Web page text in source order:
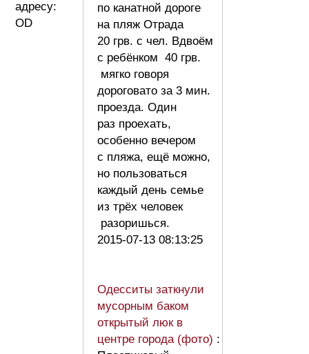
адресу:
OD
по канатной дороге
на пляж Отрада
20 грв. с чел. Вдвоём
с ребёнком 40 грв.
мягко говоря
дороговато за 3 мин.
проезда. Один
раз проехать,
особенно вечером
с пляжа, ещё можно,
но пользоваться
каждый день семье
из трёх человек
разоришься.
2015-07-13 08:13:25
Одесситы заткнули
мусорным баком
открытый люк в
центре города (фото) :